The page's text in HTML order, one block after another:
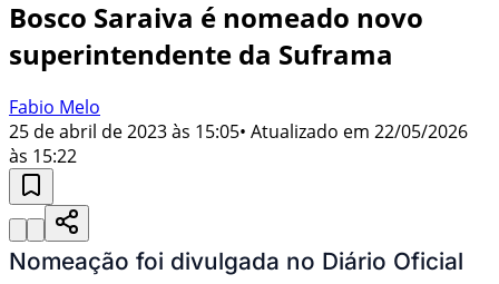
Bosco Saraiva é nomeado novo
superintendente da Suframa
Fabio Melo
25 de abril de 2023 às 15:05• Atualizado em 22/05/2026
às 15:22
Nomeação foi divulgada no Diário Oficial